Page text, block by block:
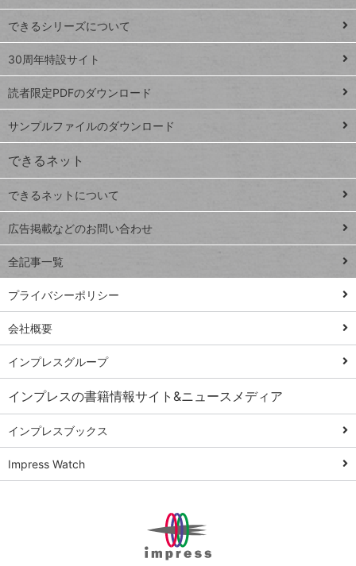
ド
Google
スプレ
ッドシ
ート
iPhone
VLOOKUP
close
閉じ
る
ト
ッ
プ
ペ
ジ
連載
Excel Q&A
トイアンナ流仕
事術
PowerAutomate
ではじめる業務
の完全自動化
AI議事録作成術
Windows 11
Q&A
Teams踏み込み
活用術
Excel講師の仕事
術
できるシリーズについて
30周年特設サイト
読者限定PDFのダウンロード
サンプルファイルのダウンロード
できるネット
できるネットについて
広告掲載などのお問い合わせ
全記事一覧
プライバシーポリシー
会社概要
インプレスグループ
インプレスの書籍情報サイト&ニュースメディア
インプレスブックス
Impress Watch